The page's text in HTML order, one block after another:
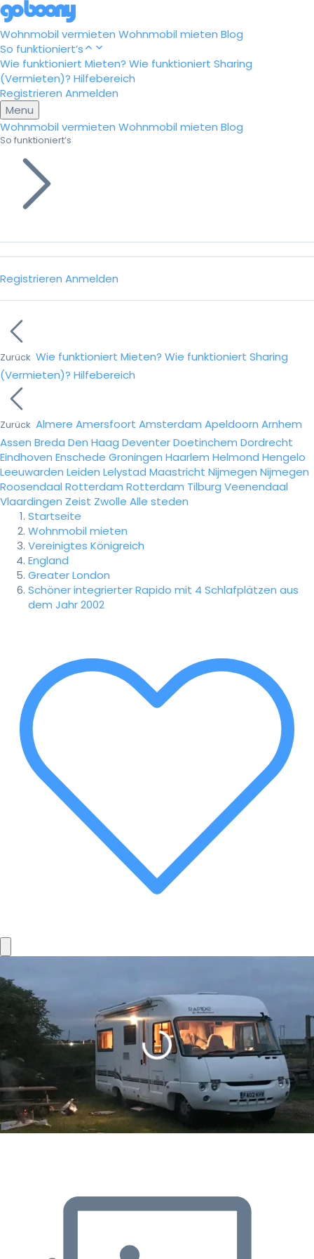
Wohnmobil vermieten Wohnmobil mieten Blog
So funktioniert’s
Wie funktioniert Mieten? Wie funktioniert Sharing
(Vermieten)? Hilfebereich
Registrieren Anmelden
Menu
Wohnmobil vermieten Wohnmobil mieten Blog
So funktioniert’s
Registrieren Anmelden
Zurück Wie funktioniert Mieten? Wie funktioniert Sharing
(Vermieten)? Hilfebereich
Zurück Almere Amersfoort Amsterdam Apeldoorn Arnhem
Assen Breda Den Haag DeventerDoetinchem Dordrecht
Eindhoven Enschede Groningen Haarlem Helmond Hengelo
Leeuwarden Leiden Lelystad Maastricht Nijmegen Nijmegen
Roosendaal Rotterdam Rotterdam Tilburg Veenendaal
Vlaardingen Zeist Zwolle Alle steden
Startseite
Wohnmobil mieten
Vereinigtes Königreich
England
Greater London
Schöner integrierter Rapido mit 4 Schlafplätzen aus
dem Jahr 2002